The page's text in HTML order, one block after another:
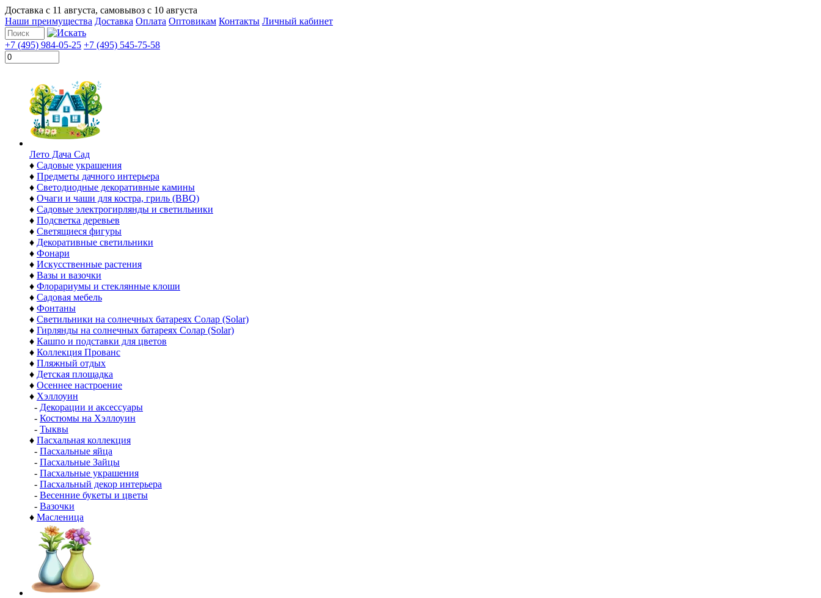
Доставка с 11 августа, самовывоз с 10 августа
Наши преимущества Доставка Оплата Оптовикам Контакты Личный кабинет
+7 (495) 984-05-25 +7 (495) 545-75-58
Лето Дача Сад
♦ Садовые украшения
♦ Предметы дачного интерьера
♦ Светодиодные декоративные камины
♦ Очаги и чаши для костра, гриль (BBQ)
♦ Садовые электрогирлянды и светильники
♦ Подсветка деревьев
♦ Светящиеся фигуры
♦ Декоративные светильники
♦ Фонари
♦ Искусственные растения
♦ Вазы и вазочки
♦ Флорариумы и стеклянные клоши
♦ Садовая мебель
♦ Фонтаны
♦ Светильники на солнечных батареях Солар (Solar)
♦ Гирлянды на солнечных батареях Солар (Solar)
♦ Кашпо и подставки для цветов
♦ Коллекция Прованс
♦ Пляжный отдых
♦ Детская площадка
♦ Осеннее настроение
♦ Хэллоуин
- Декорации и аксессуары
- Костюмы на Хэллоуин
- Тыквы
♦ Пасхальная коллекция
- Пасхальные яйца
- Пасхальные Зайцы
- Пасхальные украшения
- Пасхальный декор интерьера
- Весенние букеты и цветы
- Вазочки
♦ Масленица